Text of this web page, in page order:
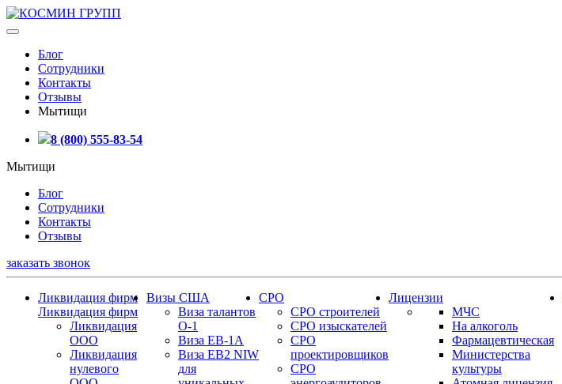
Блог
Сотрудники
Контакты
Отзывы
Мытищи
8 (800) 555-83-54
Мытищи
Блог
Сотрудники
Контакты
Отзывы
заказать звонок
Ликвидация фирм
Ликвидация фирм
Ликвидация
ООО
Ликвидация
нулевого
Визы США
Виза талантов
О-1
Виза EB-1A
Виза EB2 NIW
для
СРО
СРО строителей
СРО изыскателей
СРО
проектировщиков
СРО
Лицензии
МЧС
На алкоголь
Фармацевтическая
Министерства
культуры